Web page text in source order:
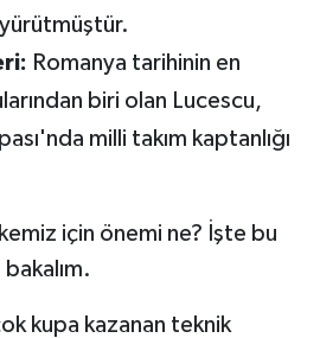
Romanya tarihinin en
biri olan Lucescu,
milli takım kaptanlığı
için önemi ne? İşte bu
kupa kazanan teknik